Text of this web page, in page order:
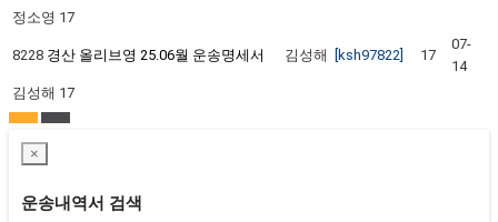
정소영 17
8228 경산 올리브영 25.06월 운송명세서 김성해 [ksh97822] 17
07-
14
김성해 17
×
운송내역서 검색